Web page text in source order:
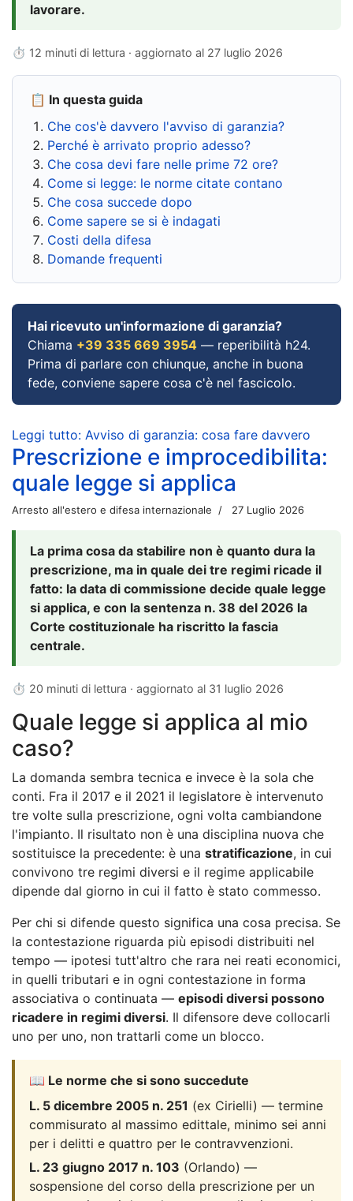
lavorare.
⏱ 12 minuti di lettura · aggiornato al 27 luglio 2026
📋 In questa guida
Che cos'è davvero l'avviso di garanzia?
Perché è arrivato proprio adesso?
Che cosa devi fare nelle prime 72 ore?
Come si legge: le norme citate contano
Che cosa succede dopo
Come sapere se si è indagati
Costi della difesa
Domande frequenti
Hai ricevuto un'informazione di garanzia?
Chiama +39 335 669 3954 — reperibilità h24.
Prima di parlare con chiunque, anche in buona
fede, conviene sapere cosa c'è nel fascicolo.
Leggi tutto: Avviso di garanzia: cosa fare davvero
Prescrizione e improcedibilita:
quale legge si applica
Arresto all'estero e difesa internazionale 27 Luglio 2026
La prima cosa da stabilire non è quanto dura la
prescrizione, ma in quale dei tre regimi ricade il
fatto: la data di commissione decide quale legge
si applica, e con la sentenza n. 38 del 2026 la
Corte costituzionale ha riscritto la fascia
centrale.
⏱ 20 minuti di lettura · aggiornato al 31 luglio 2026
Quale legge si applica al mio
caso?
La domanda sembra tecnica e invece è la sola che
conti. Fra il 2017 e il 2021 il legislatore è intervenuto
tre volte sulla prescrizione, ogni volta cambiandone
l'impianto. Il risultato non è una disciplina nuova che
sostituisce la precedente: è una stratificazione, in cui
convivono tre regimi diversi e il regime applicabile
dipende dal giorno in cui il fatto è stato commesso.
Per chi si difende questo significa una cosa precisa. Se
la contestazione riguarda più episodi distribuiti nel
tempo — ipotesi tutt'altro che rara nei reati economici,
in quelli tributari e in ogni contestazione in forma
associativa o continuata — episodi diversi possono
ricadere in regimi diversi. Il difensore deve collocarli
uno per uno, non trattarli come un blocco.
📖 Le norme che si sono succedute
L. 5 dicembre 2005 n. 251 (ex Cirielli) — termine
commisurato al massimo edittale, minimo sei anni
per i delitti e quattro per le contravvenzioni.
L. 23 giugno 2017 n. 103 (Orlando) —
sospensione del corso della prescrizione per un